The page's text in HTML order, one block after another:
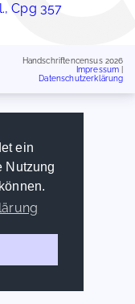
ein
Nutzung
Cpg 357
Handschriftencensus 2026
Impressum
Datenschutzerklärung